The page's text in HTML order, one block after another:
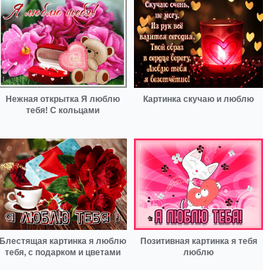
Нежная открытка Я люблю
тебя! С кольцами
Картинка скучаю и люблю
Блестящая картинка я люблю
тебя, с подарком и цветами
Позитивная картинка я тебя
люблю